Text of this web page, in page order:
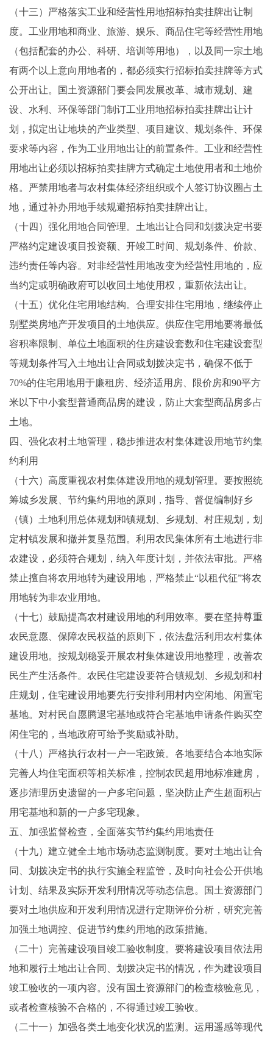
（十三）严格落实工业和经营性用地招标拍卖挂牌出让制
度。工业用地和商业、旅游、娱乐、商品住宅等经营性用地
（包括配套的办公、科研、培训等用地），以及同一宗土地
有两个以上意向用地者的，都必须实行招标拍卖挂牌等方式
公开出让。国土资源部门要会同发展改革、城市规划、建
设、水利、环保等部门制订工业用地招标拍卖挂牌出让计
划，拟定出让地块的产业类型、项目建议、规划条件、环保
要求等内容，作为工业用地出让的前置条件。工业和经营性
用地出让必须以招标拍卖挂牌方式确定土地使用者和土地价
格。严禁用地者与农村集体经济组织或个人签订协议圈占土
地，通过补办用地手续规避招标拍卖挂牌出让。
（十四）强化用地合同管理。土地出让合同和划拨决定书要
严格约定建设项目投资额、开竣工时间、规划条件、价款、
违约责任等内容。对非经营性用地改变为经营性用地的，应
当约定或明确政府可以收回土地使用权，重新依法出让。
（十五）优化住宅用地结构。合理安排住宅用地，继续停止
别墅类房地产开发项目的土地供应。供应住宅用地要将最低
容积率限制、单位土地面积的住房建设套数和住宅建设套型
等规划条件写入土地出让合同或划拨决定书，确保不低于
70%的住宅用地用于廉租房、经济适用房、限价房和90平方
米以下中小套型普通商品房的建设，防止大套型商品房多占
土地。
四、强化农村土地管理，稳步推进农村集体建设用地节约集
约利用
（十六）高度重视农村集体建设用地的规划管理。要按照统
筹城乡发展、节约集约用地的原则，指导、督促编制好乡
（镇）土地利用总体规划和镇规划、乡规划、村庄规划，划
定村镇发展和撤并复垦范围。利用农民集体所有土地进行非
农建设，必须符合规划，纳入年度计划，并依法审批。严格
禁止擅自将农用地转为建设用地，严格禁止“以租代征”将农
用地转为非农业用地。
（十七）鼓励提高农村建设用地的利用效率。要在坚持尊重
农民意愿、保障农民权益的原则下，依法盘活利用农村集体
建设用地。按规划稳妥开展农村集体建设用地整理，改善农
民生产生活条件。农民住宅建设要符合镇规划、乡规划和村
庄规划，住宅建设用地要先行安排利用村内空闲地、闲置宅
基地。对村民自愿腾退宅基地或符合宅基地申请条件购买空
闲住宅的，当地政府可给予奖励或补助。
（十八）严格执行农村一户一宅政策。各地要结合本地实际
完善人均住宅面积等相关标准，控制农民超用地标准建房，
逐步清理历史遗留的一户多宅问题，坚决防止产生超面积占
用宅基地和新的一户多宅现象。
五、加强监督检查，全面落实节约集约用地责任
（十九）建立健全土地市场动态监测制度。要对土地出让合
同、划拨决定书的执行实施全程监管，及时向社会公开供地
计划、结果及实际开发利用情况等动态信息。国土资源部门
要对土地供应和开发利用情况进行定期评价分析，研究完善
加强土地调控、促进节约集约用地的政策措施。
（二十）完善建设项目竣工验收制度。要将建设项目依法用
地和履行土地出让合同、划拨决定书的情况，作为建设项目
竣工验收的一项内容。没有国土资源部门的检查核验意见，
或者检查核验不合格的，不得通过竣工验收。
（二十一）加强各类土地变化状况的监测。运用遥感等现代